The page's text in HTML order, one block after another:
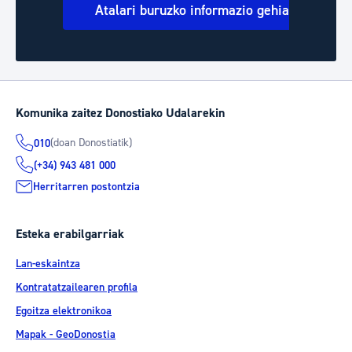
Atalari buruzko informazio gehiago
Komunika zaitez Donostiako Udalarekin
010(doan Donostiatik)
(+34) 943 481 000
Herritarren postontzia
Esteka erabilgarriak
Lan-eskaintza
Kontratatzailearen profila
Egoitza elektronikoa
Mapak - GeoDonostia